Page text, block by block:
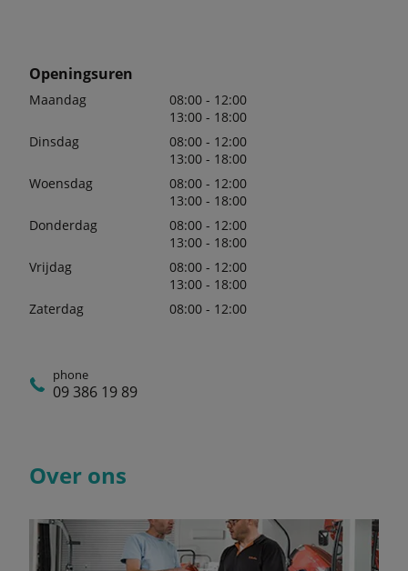
Openingsuren
Maandag
08:00 - 12:00
13:00 - 18:00
Dinsdag
08:00 - 12:00
13:00 - 18:00
Woensdag
08:00 - 12:00
13:00 - 18:00
Donderdag
08:00 - 12:00
13:00 - 18:00
Vrijdag
08:00 - 12:00
13:00 - 18:00
Zaterdag
08:00 - 12:00
phone
09 386 19 89
Over ons